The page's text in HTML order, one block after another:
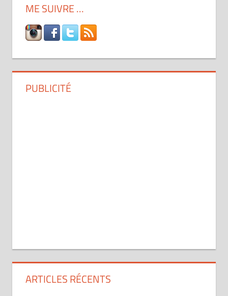
ME SUIVRE …
PUBLICITÉ
ARTICLES RÉCENTS